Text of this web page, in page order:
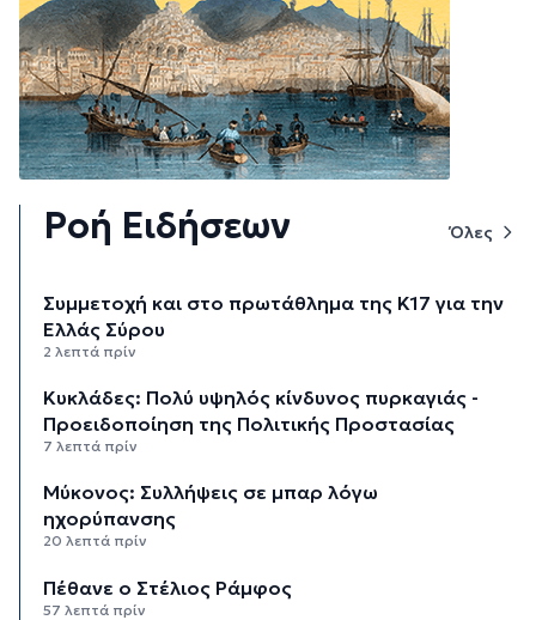
Ροή Ειδήσεων Όλες
Συμμετοχή και στο πρωτάθλημα της Κ17 για την
Ελλάς Σύρου
2 λεπτά πρίν
Κυκλάδες: Πολύ υψηλός κίνδυνος πυρκαγιάς -
Προειδοποίηση της Πολιτικής Προστασίας
7 λεπτά πρίν
Μύκονος: Συλλήψεις σε μπαρ λόγω
ηχορύπανσης
20 λεπτά πρίν
Πέθανε ο Στέλιος Ράμφος
57 λεπτά πρίν